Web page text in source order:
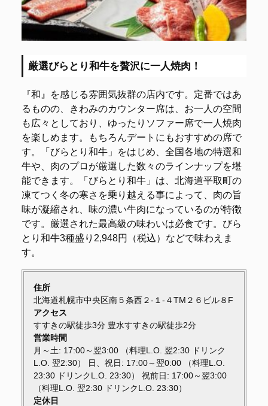
厳選びらとり和牛を贅沢に一人焼肉！
『和』を感じる雰囲気抜群の店内です。定番ではあ
るものの、きわみのカウンター席は、お一人の空間
も広々としており、ゆったりソファー席で一人焼肉
を楽しめます。もちろんデートにもおすすめの席で
す。「びらとり和牛」をはじめ、全国各地の特選和
牛や、肉のプロが厳選した数々のラインナップを堪
能できます。「びらとり和牛」は、北海道平取町の
凍てつく冬の寒さを乗り越える事によって、肉の旨
味が凝縮され、味の濃い牛肉になっているのが特徴
です。厳選された最高級の味わいは必食です。びら
とり和牛3種盛り2,948円（税込）などで味わえま
す。
住所
北海道札幌市中央区南５条西２-１-４TM２６ビル８F
アクセス
すすきの駅徒歩3分 豊水すすきの駅徒歩2分
営業時間
月～土: 17:00～翌3:00 （料理L.O. 翌2:30 ドリンク
L.O. 翌2:30） 日、祝日: 17:00～翌0:00 （料理L.O.
23:30 ドリンクL.O. 23:30） 祝前日: 17:00～翌3:00
（料理L.O. 翌2:30 ドリンクL.O. 23:30）
定休日